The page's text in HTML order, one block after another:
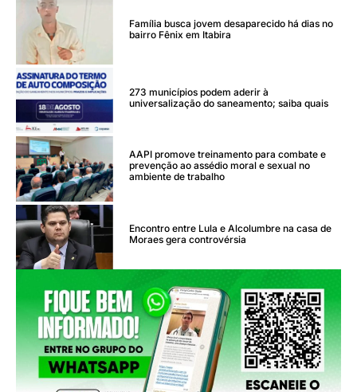
Família busca jovem desaparecido há dias no
bairro Fênix em Itabira
273 municípios podem aderir à
universalização do saneamento; saiba quais
AAPI promove treinamento para combate e
prevenção ao assédio moral e sexual no
ambiente de trabalho
Encontro entre Lula e Alcolumbre na casa de
Moraes gera controvérsia